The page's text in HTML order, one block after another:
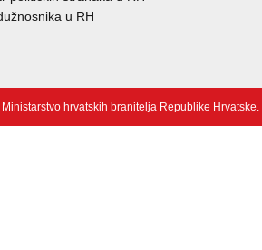
u RH
hrvatskih branitelja Republike Hrvatske.